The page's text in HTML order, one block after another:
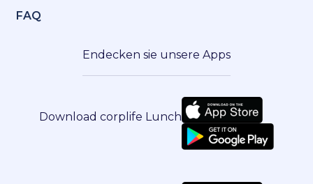
FAQ
Endecken sie unsere Apps
Download corplife Lunch